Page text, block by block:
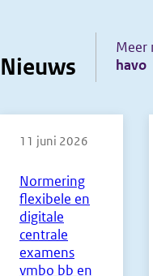
Nieuws
Normering
flexibele en
digitale
centrale
examens
vmbo bb en
11 juni 2026
Meer
havo